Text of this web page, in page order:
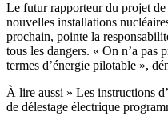
Le futur rapporteur du projet
nouvelles installations
prochain, pointe la
tous les dangers. « On n’a pas
termes d’énergie pilotable »,
À lire aussi » Les instructions
de délestage électrique